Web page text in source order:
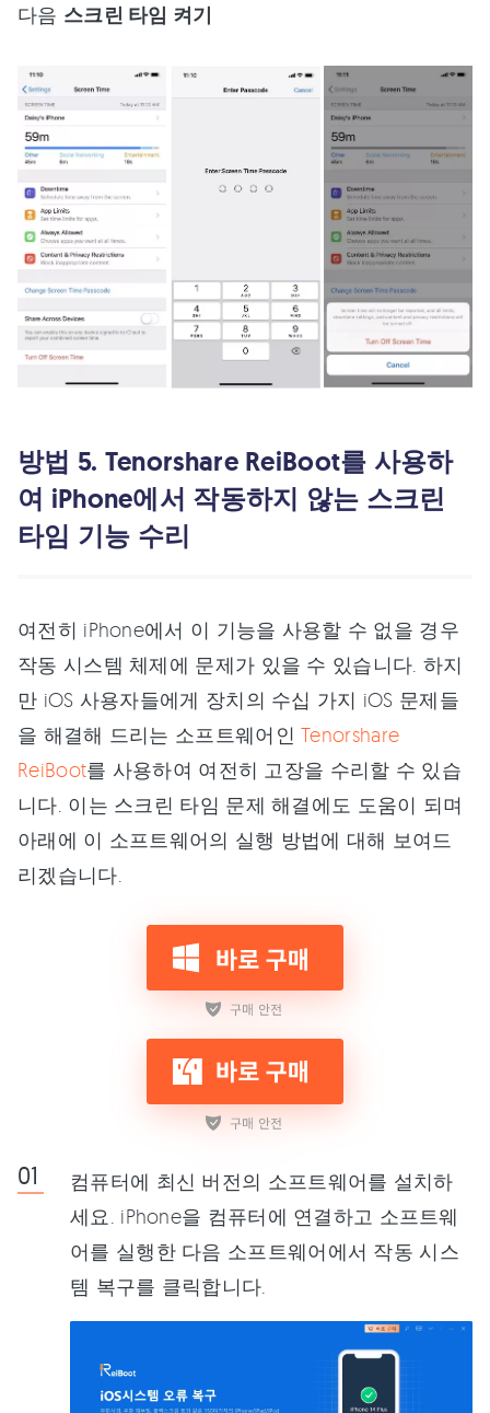
다음 스크린 타임 켜기
방법 5. Tenorshare ReiBoot를 사용하
여 iPhone에서 작동하지 않는 스크린
타임 기능 수리
여전히 iPhone에서 이 기능을 사용할 수 없을 경우
작동 시스템 체제에 문제가 있을 수 있습니다. 하지
만 iOS 사용자들에게 장치의 수십 가지 iOS 문제들
을 해결해 드리는 소프트웨어인Tenorshare
ReiBoot를 사용하여 여전히 고장을 수리할 수 있습
니다. 이는 스크린 타임 문제 해결에도 도움이 되며
아래에 이 소프트웨어의 실행 방법에 대해 보여드
리겠습니다.
컴퓨터에 최신 버전의 소프트웨어를 설치하
세요. iPhone을 컴퓨터에 연결하고 소프트웨
어를 실행한 다음 소프트웨어에서 작동 시스
템 복구를 클릭합니다.